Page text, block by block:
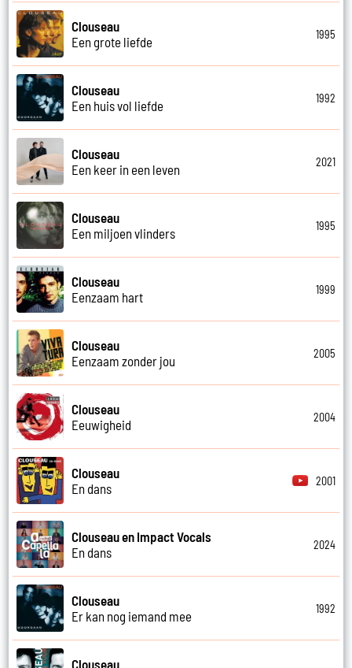
Clouseau
Een grote liefde
1995
Clouseau
Een huis vol liefde
1992
Clouseau
Een keer in een leven
2021
Clouseau
Een miljoen vlinders
1995
Clouseau
Eenzaam hart
1999
Clouseau
Eenzaam zonder jou
2005
Clouseau
Eeuwigheid
2004
Clouseau
En dans
2001
Clouseau en Impact Vocals
En dans
2024
Clouseau
Er kan nog iemand mee
1992
Clouseau